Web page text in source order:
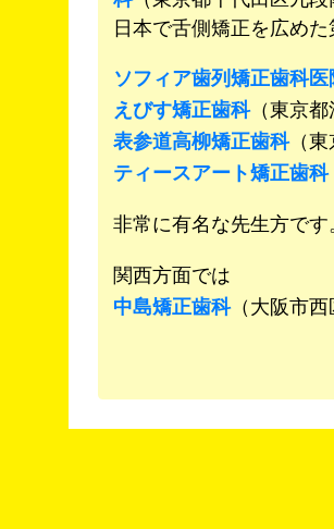
日本で舌側矯正を広めた
ソフィア歯列矯正歯科医
えびす矯正歯科（東京
表参道高柳矯正歯科（東
ティースアート矯正歯科
非常に有名な先生方です
関西方面では
中島矯正歯科（大阪市西